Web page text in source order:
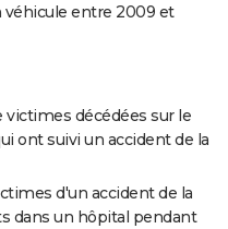
entre 2009 et
victimes décédées sur le
ont suivi un accident de la
d'un accident de la
dans un hôpital pendant